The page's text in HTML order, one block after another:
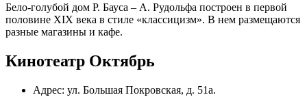
Бело-голубой дом Р. Бауса – А. Рудольфа построен в первой
половине XIX века в стиле «классицизм». В нем размещаются
разные магазины и кафе.
Кинотеатр Октябрь
Адрес: ул. Большая Покровская, д. 51а.